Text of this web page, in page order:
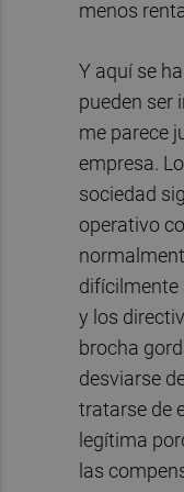
menos
Y aquí se
pueden ser
me parece
empresa.
sociedad
operativo
difícilmente
y los
brocha
desviarse
tratarse de
legítima
las